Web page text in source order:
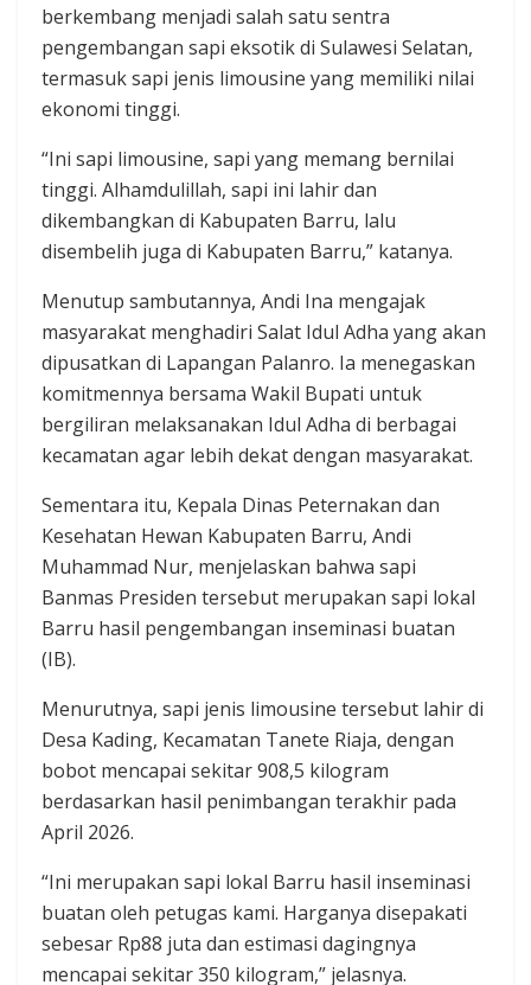
berkembang menjadi salah satu sentra
pengembangan sapi eksotik di Sulawesi Selatan,
termasuk sapi jenis limousine yang memiliki nilai
ekonomi tinggi.
“Ini sapi limousine, sapi yang memang bernilai
tinggi. Alhamdulillah, sapi ini lahir dan
dikembangkan di Kabupaten Barru, lalu
disembelih juga di Kabupaten Barru,” katanya.
Menutup sambutannya, Andi Ina mengajak
masyarakat menghadiri Salat Idul Adha yang akan
dipusatkan di Lapangan Palanro. Ia menegaskan
komitmennya bersama Wakil Bupati untuk
bergiliran melaksanakan Idul Adha di berbagai
kecamatan agar lebih dekat dengan masyarakat.
Sementara itu, Kepala Dinas Peternakan dan
Kesehatan Hewan Kabupaten Barru, Andi
Muhammad Nur, menjelaskan bahwa sapi
Banmas Presiden tersebut merupakan sapi lokal
Barru hasil pengembangan inseminasi buatan
(IB).
Menurutnya, sapi jenis limousine tersebut lahir di
Desa Kading, Kecamatan Tanete Riaja, dengan
bobot mencapai sekitar 908,5 kilogram
berdasarkan hasil penimbangan terakhir pada
April 2026.
“Ini merupakan sapi lokal Barru hasil inseminasi
buatan oleh petugas kami. Harganya disepakati
sebesar Rp88 juta dan estimasi dagingnya
mencapai sekitar 350 kilogram,” jelasnya.